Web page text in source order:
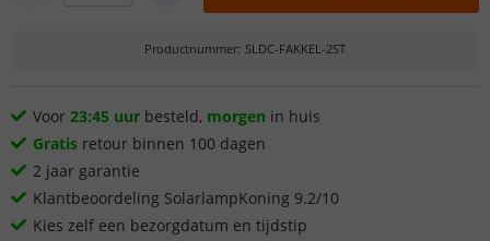
Productnummer: SLDC-FAKKEL-2ST
Voor 23:45 uur besteld, morgen in huis
Gratis retour binnen 100 dagen
2 jaar garantie
Klantbeoordeling SolarlampKoning 9.2/10
Kies zelf een bezorgdatum en tijdstip